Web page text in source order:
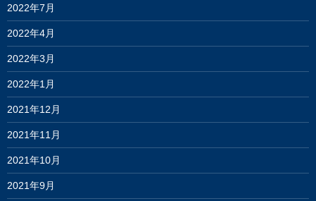
2022年7月
2022年4月
2022年3月
2022年1月
2021年12月
2021年11月
2021年10月
2021年9月